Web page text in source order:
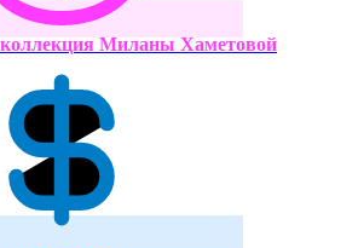
Миланы Хаметовой